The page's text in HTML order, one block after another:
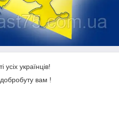
українців!
вам !